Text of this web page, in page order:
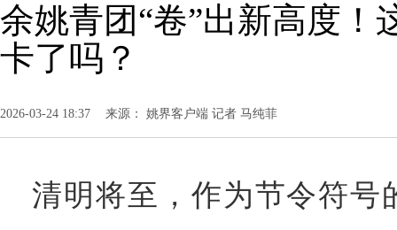
余姚青团“卷”出新高度！
卡了吗？
2026-03-24 18:37 来源： 姚界客户端 记者 马纯菲
清明将至，作为节令符号